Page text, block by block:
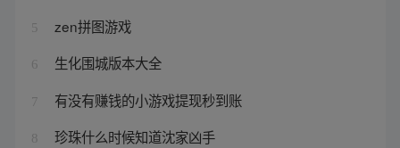
5 zen拼图游戏
6 生化围城版本大全
7 有没有赚钱的小游戏提现秒到账
8 珍珠什么时候知道沈家凶手